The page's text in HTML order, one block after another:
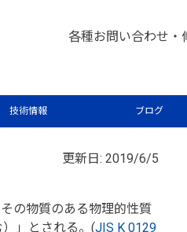
各種お問い合わせ・
技術情報 ブログ
更新日: 2019/6/5
の物質のある物理的性質
」とされる。(JIS K 0129